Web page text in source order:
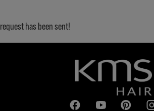
request has been sent!